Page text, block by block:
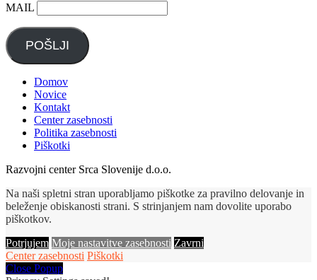
MAIL
POŠLJI
Domov
Novice
Kontakt
Center zasebnosti
Politika zasebnosti
Piškotki
Razvojni center Srca Slovenije d.o.o.
Na naši spletni stran uporabljamo piškotke za pravilno delovanje in
beleženje obiskanosti strani. S strinjanjem nam dovolite uporabo
piškotkov.
Potrjujem Moje nastavitve zasebnosti Zavrni
Center zasebnosti Piškotki
Close Popup